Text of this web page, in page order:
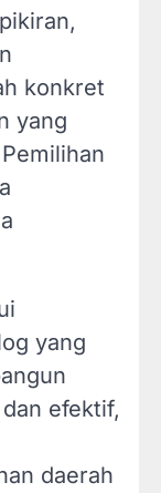
konkret
yang
yang
efektif,
daerah